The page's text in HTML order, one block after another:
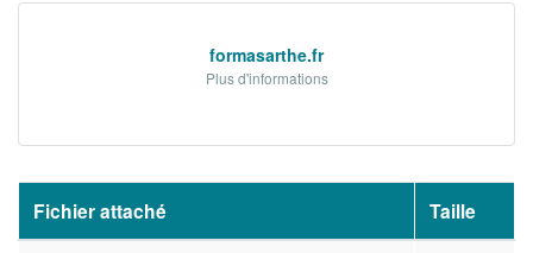
Les services en ligne
formasarthe.fr
Plus d'informations
Fichier attaché Taille